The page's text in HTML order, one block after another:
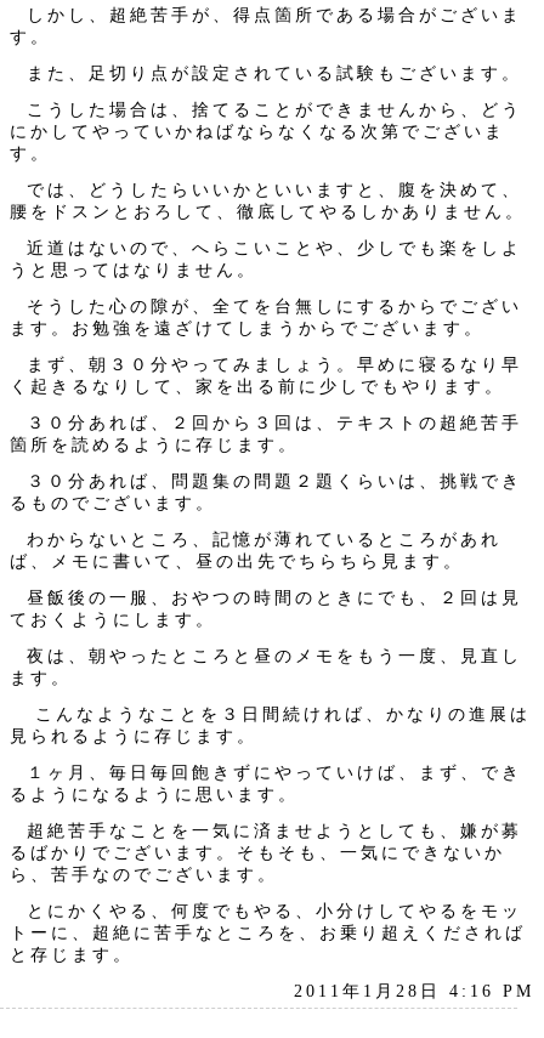
しかし、超絶苦手が、得点箇所である場合がございま
す。
また、足切り点が設定されている試験もございます。
こうした場合は、捨てることができませんから、どう
にかしてやっていかねばならなくなる次第でございま
す。
では、どうしたらいいかといいますと、腹を決めて、
腰をドスンとおろして、徹底してやるしかありません。
近道はないので、へらこいことや、少しでも楽をしよ
うと思ってはなりません。
そうした心の隙が、全てを台無しにするからでござい
ます。お勉強を遠ざけてしまうからでございます。
まず、朝３０分やってみましょう。早めに寝るなり早
く起きるなりして、家を出る前に少しでもやります。
３０分あれば、２回から３回は、テキストの超絶苦手
箇所を読めるように存じます。
３０分あれば、問題集の問題２題くらいは、挑戦でき
るものでございます。
わからないところ、記憶が薄れているところがあれ
ば、メモに書いて、昼の出先でちらちら見ます。
昼飯後の一服、おやつの時間のときにでも、２回は見
ておくようにします。
夜は、朝やったところと昼のメモをもう一度、見直し
ます。
こんなようなことを３日間続ければ、かなりの進展は
見られるように存じます。
１ヶ月、毎日毎回飽きずにやっていけば、まず、でき
るようになるように思います。
超絶苦手なことを一気に済ませようとしても、嫌が募
るばかりでございます。そもそも、一気にできないか
ら、苦手なのでございます。
とにかくやる、何度でもやる、小分けしてやるをモッ
トーに、超絶に苦手なところを、お乗り超えくだされば
と存じます。
2011年1月28日 4:16 PM